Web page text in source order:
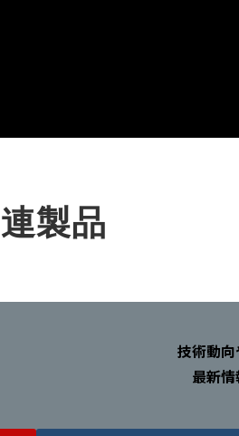
製品
技術動
最新